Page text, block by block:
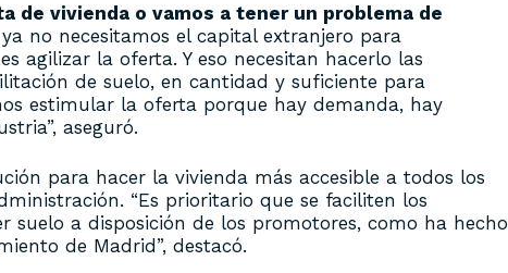
de vivienda o vamos a tener un problema de
no necesitamos el capital extranjero para
agilizar la oferta. Y eso necesitan hacerlo las
de suelo, en cantidad y suficiente para
estimular la oferta porque hay demanda, hay
aseguró.
para hacer la vivienda más accesible a todos los
“Es prioritario que se faciliten los
suelo a disposición de los promotores, como ha hecho
de Madrid”, destacó.